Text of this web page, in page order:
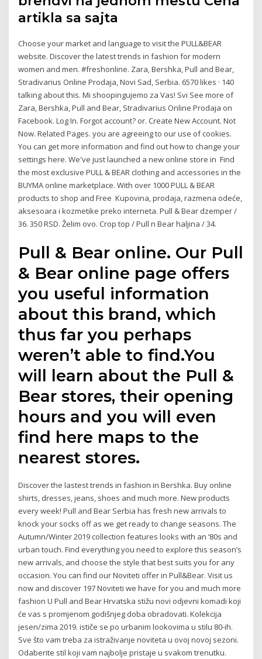
artikla sa sajta
Choose your market and language to visit the PULL&BEAR
website. Discover the latest trends in fashion for modern
women and men. #freshonline. Zara, Bershka, Pull and Bear,
Stradivarius Online Prodaja, Novi Sad, Serbia. 6570 likes · 140
talking about this. Mi shoopingujemo za Vas! Svi See more of
Zara, Bershka, Pull and Bear, Stradivarius Online Prodaja on
Facebook. Log In. Forgot account? or. Create New Account. Not
Now. Related Pages. you are agreeing to our use of cookies.
You can get more information and find out how to change your
settings here. We've just launched a new online store in Find
the most exclusive PULL & BEAR clothing and accessories in the
BUYMA online marketplace. With over 1000 PULL & BEAR
products to shop and Free Kupovina, prodaja, razmena odeće,
aksesoara i kozmetike preko interneta. Pull & Bear dzemper /
36. 350 RSD. Želim ovo. Crop top / Pull n Bear haljina / 34.
Pull & Bear online. Our Pull
& Bear online page offers
you useful information
about this brand, which
thus far you perhaps
weren’t able to find.You
will learn about the Pull &
Bear stores, their opening
hours and you will even
find here maps to the
nearest stores.
Discover the lastest trends in fashion in Bershka. Buy online
shirts, dresses, jeans, shoes and much more. New products
every week! Pull and Bear Serbia has fresh new arrivals to
knock your socks off as we get ready to change seasons. The
Autumn/Winter 2019 collection features looks with an ‘80s and
urban touch. Find everything you need to explore this season’s
new arrivals, and choose the style that best suits you for any
occasion. You can find our Noviteti offer in Pull&Bear. Visit us
now and discover 197 Noviteti we have for you and much more
fashion U Pull and Bear Hrvatska stižu novi odjevni komadi koji
će vas s promjenom godišnjeg doba obradovati. Kolekcija
jesen/zima 2019. ističe se po urbanim lookovima u stilu 80-ih.
Sve što vam treba za istraživanje noviteta u ovoj novoj sezoni.
Odaberite stil koji vam najbolje pristaje u svakom trenutku.